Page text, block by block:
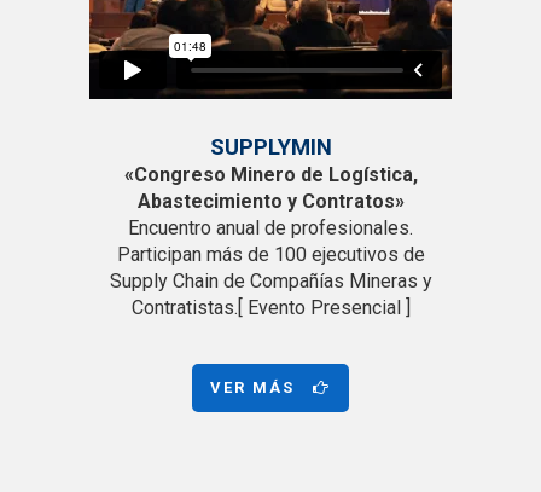
SUPPLYMIN
«Congreso Minero de Logística,
Abastecimiento y Contratos»
Encuentro anual de profesionales.
Participan más de 100 ejecutivos de
Supply Chain de Compañías Mineras y
Contratistas.[ Evento Presencial ]
VER MÁS